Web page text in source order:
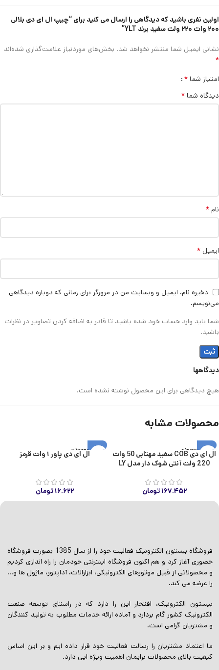
دیدگاهها
هیچ دیدگاهی برای این محصول نوشته نشده است.
اولین نفری باشید که دیدگاهی را ارسال می کنید برای “چیپ ال ای دی بلالی
۲۰۰ وات ۲۲۰ ولت سفید برند YLT”
نشانی ایمیل شما منتشر نخواهد شد. بخش‌های موردنیاز علامت‌گذاری شده‌اند
*
امتیاز شما *
دیدگاه شما *
نام *
ایمیل *
ذخیره نام، ایمیل و وبسایت من در مرورگر برای زمانی که دوباره دیدگاهی
می‌نویسم.
شما باید وارد حساب خود شده باشید تا قادر به اضافه کردن تصاویر در نظرات
باشید.
محصولات مشابه
اتمام موجودی
ال ای دی COB سفید مهتابی 50 وات
220 ولت آنتی شوک دار مدل LY
۱۶۷.۴۵۲تومان
اتمام موجودی
ال ای دی پاور ۱ وات قرمز
۱۶.۶۲۲تومان
فروشگاه ببستون الکترونیک فعالیت خود را از سال 1385 بصورت فروشگاه
حضوری آغاز کرد و هم اکنون فروشگاه اینترنتی خودمان را راه اندازی کردیم
و محصولاتی از قبیل موتورهای الکترونیکی، ابزارالات، آداپتور، ماژول ها و…
را عرضه می کند.
بیستون الکترونیک، افتخار این را دارد که در راستای توسعه صنعت
الکترونیک کشور گام بردارد و آماده ارائه خدمات مطلوب به تولید کنندگان
و مشتریان گرامی است.
ما اعتماد مشتریان را رسالت فعالیت خود قرار داده ایم و بر این اساس
کیفیت بالای محصولات برایمان اهمیت ویژه ایی دارد.